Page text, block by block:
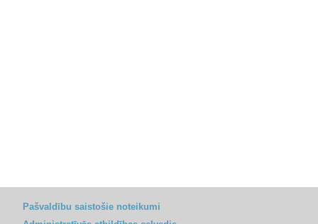
Pašvaldību saistošie noteikumi